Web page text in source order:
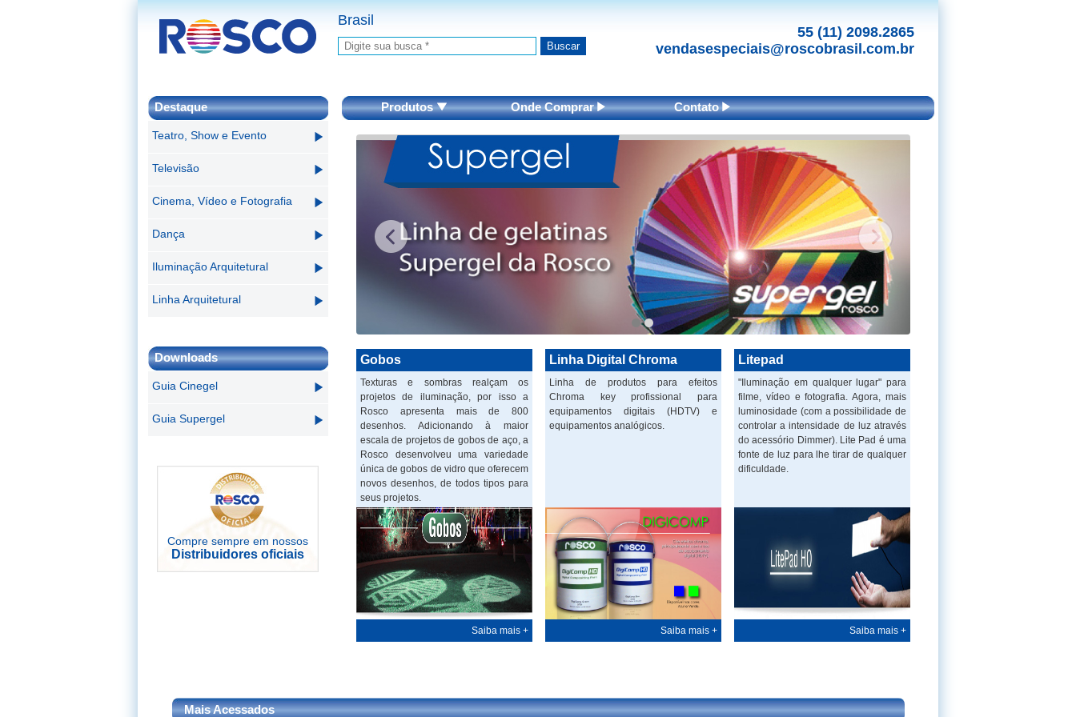
Brasil
55 (11) 2098.2865
vendasespeciais@roscobrasil.com.br
Destaque
Teatro, Show e Evento
Televisão
Cinema, Vídeo e Fotografia
Dança
Iluminação Arquitetural
Linha Arquitetural
Downloads
Guia Cinegel
Guia Supergel
Compre sempre em nossos
Distribuidores oficiais
Produtos Onde Comprar Contato
Gobos
Texturas e sombras realçam os
projetos de iluminação, por isso a
Rosco apresenta mais de 800
desenhos. Adicionando à maior
escala de projetos de gobos de aço, a
Rosco desenvolveu uma variedade
única de gobos de vidro que oferecem
novos desenhos, de todos tipos para
seus projetos.
Saiba mais +
Linha Digital Chroma
Linha de produtos para efeitos
Chroma key profissional para
equipamentos digitais (HDTV) e
equipamentos analógicos.
Saiba mais +
Litepad
"Iluminação em qualquer lugar" para
filme, vídeo e fotografia. Agora, mais
luminosidade (com a possibilidade de
controlar a intensidade de luz através
do acessório Dimmer). Lite Pad é uma
fonte de luz para lhe tirar de qualquer
dificuldade.
Saiba mais +
Mais Acessados